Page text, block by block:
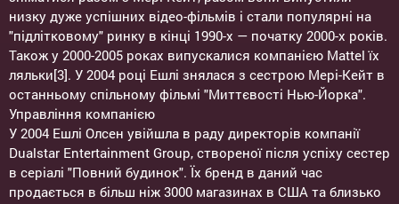
низку дуже успішних відео-фільмів і стали популярні на
"підлітковому" ринку в кінці 1990-х — початку 2000-х років.
Також у 2000-2005 роках випускалися компанією Mattel їх
ляльки[3]. У 2004 році Ешлі знялася з сестрою Мері-Кейт в
останньому спільному фільмі "Миттєвості Нью-Йорка".
Управління компанією
У 2004 Ешлі Олсен увійшла в раду директорів компанії
Dualstar Entertainment Group, створеної після успіху сестер
в серіалі "Повний будинок". Їх бренд в даний час
продається в більш ніж 3000 магазинах в США та близько